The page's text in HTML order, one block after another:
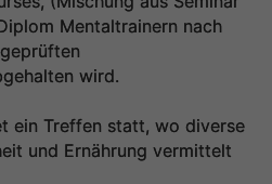
Mentaltrainern nach
wird.
ein Treffen statt, wo diverse
und Ernährung vermittelt